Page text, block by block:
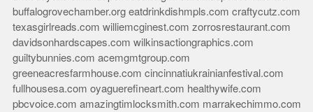
buffalogrovechamber.org eatdrinkdishmpls.com craftycutz.com
texasgirlreads.com williemcginest.com zorrosrestaurant.com
davidsonhardscapes.com wilkinsactiongraphics.com
guiltybunnies.com acemgmtgroup.com
greeneacresfarmhouse.com cincinnatiukrainianfestival.com
fullhousesa.com oyaguerefineart.com healthywife.com
pbcvoice.com amazingtimlocksmith.com marrakechimmo.com